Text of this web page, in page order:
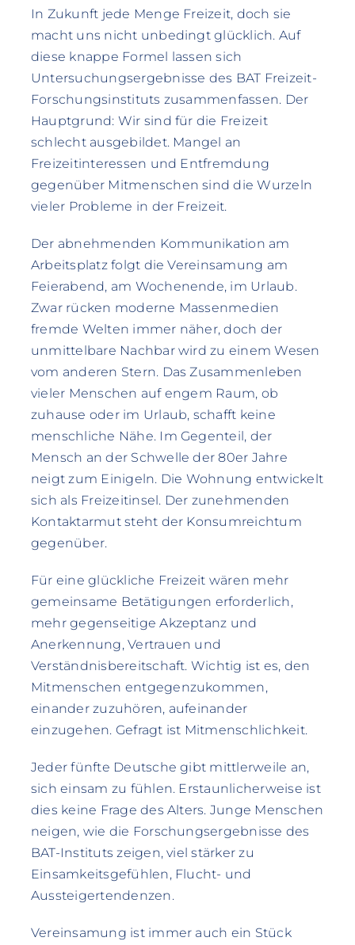
In Zukunft jede Menge Freizeit, doch sie
macht uns nicht unbedingt glücklich. Auf
diese knappe Formel lassen sich
Untersuchungsergebnisse des BAT Freizeit-
Forschungsinstituts zusammenfassen. Der
Hauptgrund: Wir sind für die Freizeit
schlecht ausgebildet. Mangel an
Freizeitinteressen und Entfremdung
gegenüber Mitmenschen sind die Wurzeln
vieler Probleme in der Freizeit.
Der abnehmenden Kommunikation am
Arbeitsplatz folgt die Vereinsamung am
Feierabend, am Wochenende, im Urlaub.
Zwar rücken moderne Massenmedien
fremde Welten immer näher, doch der
unmittelbare Nachbar wird zu einem Wesen
vom anderen Stern. Das Zusammenleben
vieler Menschen auf engem Raum, ob
zuhause oder im Urlaub, schafft keine
menschliche Nähe. Im Gegenteil, der
Mensch an der Schwelle der 80er Jahre
neigt zum Einigeln. Die Wohnung entwickelt
sich als Freizeitinsel. Der zunehmenden
Kontaktarmut steht der Konsumreichtum
gegenüber.
Für eine glückliche Freizeit wären mehr
gemeinsame Betätigungen erforderlich,
mehr gegenseitige Akzeptanz und
Anerkennung, Vertrauen und
Verständnisbereitschaft. Wichtig ist es, den
Mitmenschen entgegenzukommen,
einander zuzuhören, aufeinander
einzugehen. Gefragt ist Mitmenschlichkeit.
Jeder fünfte Deutsche gibt mittlerweile an,
sich einsam zu fühlen. Erstaunlicherweise ist
dies keine Frage des Alters. Junge Menschen
neigen, wie die Forschungsergebnisse des
BAT-Instituts zeigen, viel stärker zu
Einsamkeitsgefühlen, Flucht- und
Aussteigertendenzen.
Vereinsamung ist immer auch ein Stück